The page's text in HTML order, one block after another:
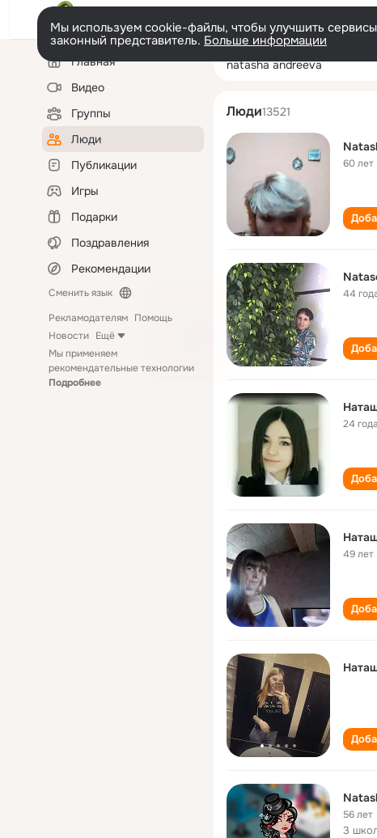
Мы используем cookie-файлы, чтобы улучшить
законный представитель. Больше информации
Левая
колонкаГлавная
Видео
Группы
Люди
Публикации
Игры
Подарки
Поздравления
Рекомендации
Сменить язык
Рекламодателям Помощь
Новости Ещё
Мы применяем
рекомендательные технологии
Подробнее
natasha andreeva
Люди13521
60 лет
44
24 года
49 лет
56 лет
3